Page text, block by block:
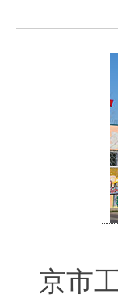
京市